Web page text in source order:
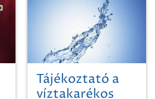
Tájékoztató a
víztakarékos